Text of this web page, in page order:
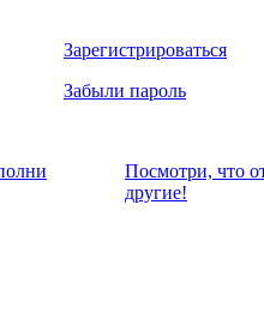
Зарегистрироваться
Забыли пароль
Посмотри, что
другие!